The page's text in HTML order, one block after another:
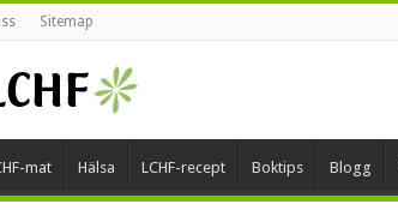
Sitemap
mat Hälsa LCHF-recept Boktips Blogg